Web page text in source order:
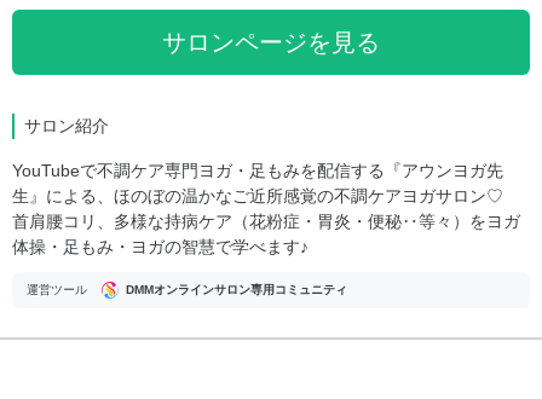
サロンページを見る
サロン紹介
YouTubeで不調ケア専門ヨガ・足もみを配信する『アウンヨガ先
生』による、ほのぼの温かなご近所感覚の不調ケアヨガサロン♡
首肩腰コリ、多様な持病ケア（花粉症・胃炎・便秘‥等々）をヨガ
体操・足もみ・ヨガの智慧で学べます♪
運営ツール DMMオンラインサロン専用コミュニティ